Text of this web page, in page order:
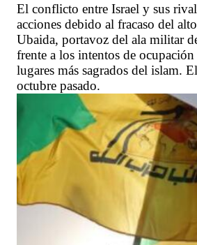
El conflicto entre Israel y sus
acciones debido al fracaso del
Ubaida, portavoz del ala militar
frente a los intentos de
lugares más sagrados del islam.
octubre pasado.